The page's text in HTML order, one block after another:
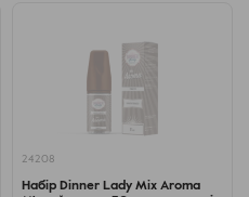
24208
Набір Dinner Lady Mix Aroma